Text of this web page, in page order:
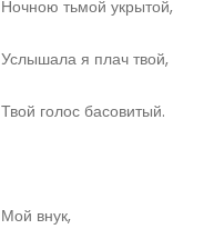
Ночною тьмой укрытой,
Услышала я плач твой,
Твой голос басовитый.
Мой внук,